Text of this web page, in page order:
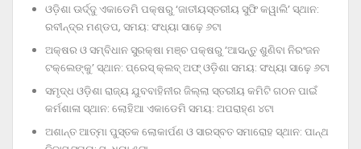
ଓଡ଼ିଶା ଊର୍ଦ୍ଦୁ ଏକାଡେମି ପକ୍ଷରୁ ‘ଜାତୀୟସ୍ତରୀୟ ସୁଫି କୱାଲି’ ସ୍ଥାନ:
ରବୀନ୍ଦ୍ର ମଣ୍ଡପ, ସମୟ: ସଂଧ୍ୟା ସାଢ଼େ ୬ଟା
ଅକ୍ଷର ଓ ସମ୍ବିଧାନ ସୁରକ୍ଷା ମଞ୍ଚ ପକ୍ଷରୁ ‘ଆସନ୍ତୁ ଶୁଣିବା ନିରଂଜନ
ଟକ୍‌ଲେଙ୍କୁ’ ସ୍ଥାନ: ପ୍ରେସ୍‌ କ୍ଲବ୍‌ ଅଫ୍‌ ଓଡ଼ିଶା ସମୟ: ସଂଧ୍ୟା ସାଢ଼େ ୬ଟା
ସମୃଦ୍ଧ ଓଡ଼ିଶା ରାଜ୍ୟ ଯୁବବାହିନୀର ଜିଲ୍ଲା ସ୍ତରୀୟ କମିଟି ଗଠନ ପାଇଁ
କର୍ମଶାଳା ସ୍ଥାନ: ଲୋହିଆ ଏକାଡେମି ସମୟ: ଅପରାହ୍‌ଣ ୪ଟା
ଅଶାନ୍ତ ଆତ୍ମା ପୁସ୍ତକ ଲୋକାର୍ପଣ ଓ ସାରସ୍ବତ ସମାରୋହ ସ୍ଥାନ: ପାନ୍ଥ